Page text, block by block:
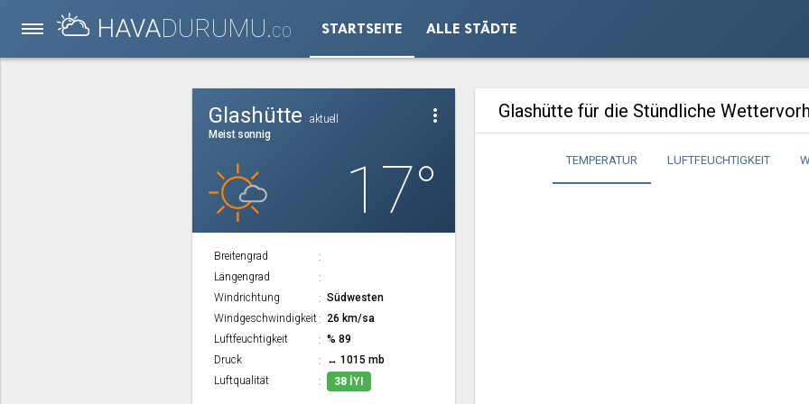
HAVADURUMU.CO STARTSEITE ALLE STÄDTE
more_vert
Glashütte
aktuell
Meist sonnig
17°
Breitengrad
Längengrad
Windrichtung
Südwesten
Windgeschwindigkeit
26 km/sa
Luftfeuchtigkeit
% 89
Druck
↔ 1015 mb
Luftqualität
38 İYI
Glashütte für die Stündliche
TEMPERATUR LUFTFEUCHTIGKEIT